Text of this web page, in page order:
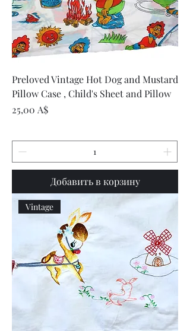
Preloved Vintage Hot Dog and Mustard
Pillow Case , Child's Sheet and Pillow
Цена
25,00 A$
Добавить в корзину
Vintage